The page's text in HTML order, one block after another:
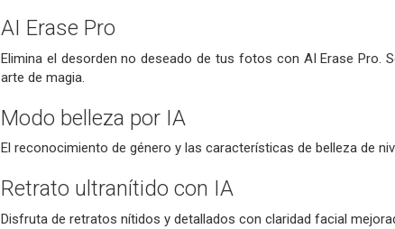
AI Erase Pro
Elimina el desorden no deseado de tus fotos con AI Erase Pro.
arte de magia.
Modo belleza por IA
El reconocimiento de género y las características de belleza de
Retrato ultranítido con IA
Disfruta de retratos nítidos y detallados con claridad facial